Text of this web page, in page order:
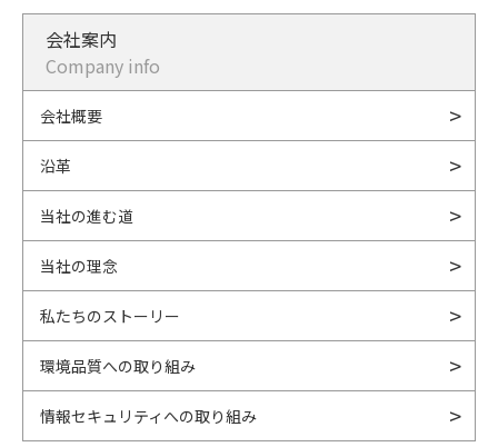
会社案内
Company info
会社概要
沿革
当社の進む道
当社の理念
私たちのストーリー
環境品質への取り組み
情報セキュリティへの取り組み